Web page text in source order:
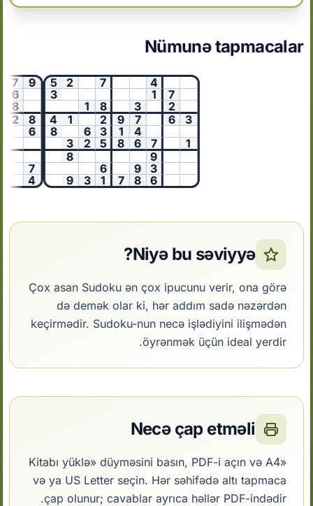
Nümunə tapmacalar
4
2
5
3
2
3
8
3
6
9
2
4
4
3
6
8
6
8
5
2
3
9
8
3
9
6
6
8
3
9
9
8
6
4
Niyə bu səviyyə?
Çox asan Sudoku ən çox ipucunu verir, ona görə
də demək olar ki, hər addım sadə nəzərdən
keçirmədir. Sudoku-nun necə işlədiyini ilişmədən
öyrənmək üçün ideal yerdir.
Necə çap etməli
«Kitabı yüklə» düyməsini basın, PDF-i açın və A4
və ya US Letter seçin. Hər səhifədə altı tapmaca
çap olunur; cavablar ayrıca həllər PDF-indədir.